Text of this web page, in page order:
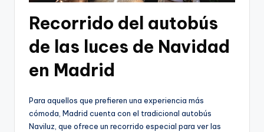
Recorrido del autobús
de las luces de Navidad
en Madrid
Para aquellos que prefieren una experiencia más
cómoda, Madrid cuenta con el tradicional autobús
Naviluz, que ofrece un recorrido especial para ver las